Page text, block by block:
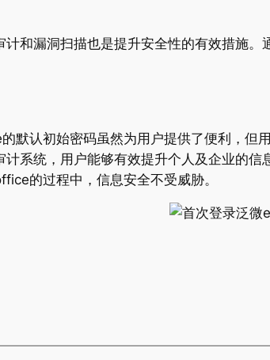
计和漏洞扫描也是提升安全性的有效措施
默认初始密码虽然为用户提供了便利，但
系统，用户能够有效提升个人及企业的
的过程中，信息安全不受威胁。